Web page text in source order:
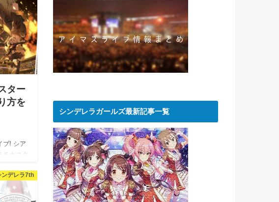
ター
方を
ブ! シア
チナスタ
年3月よ
ンデレラ7th
シンデレラガールズ最新記事一覧